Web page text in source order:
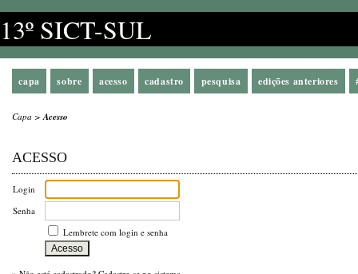
13º SICT-SUL
capa sobre acesso cadastro pesquisa edições anteriores
Capa >Acesso
ACESSO
Login
Senha
Lembrete com login e senha